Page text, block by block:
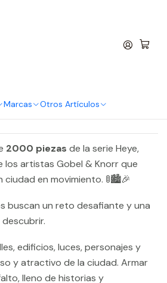
Marcas Otros Artículos
Parade
Agregar al Carro
2000 piezas de la serie Heye,
artistas Gobel & Knorr que
en movimiento. 🚦🏙️🎉
buscan un reto desafiante y una
edificios, luces, personajes y
y atractivo de la ciudad. Armar
lleno de historias y